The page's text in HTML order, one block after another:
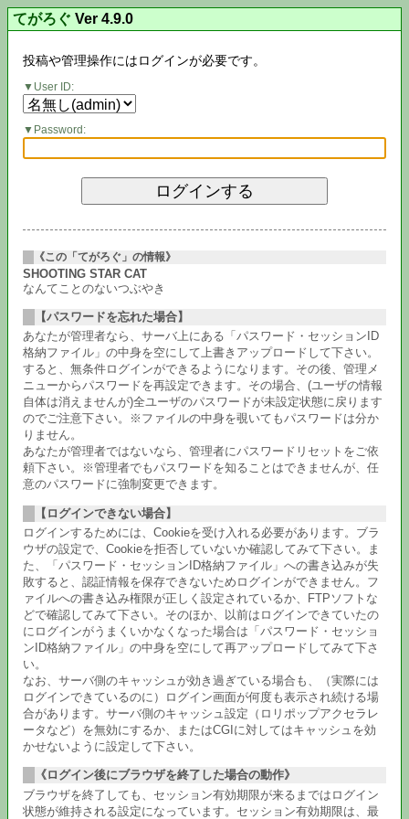
てがろぐ Ver 4.9.0
投稿や管理操作にはログインが必要です。
User ID:
Password:
《この「てがろぐ」の情報》
SHOOTING STAR CAT
なんてことのないつぶやき
【パスワードを忘れた場合】
あなたが管理者なら、サーバ上にある「パスワード・セッションID
格納ファイル」の中身を空にして上書きアップロードして下さい。
すると、無条件ログインができるようになります。その後、管理メ
ニューからパスワードを再設定できます。その場合、(ユーザの情報
自体は消えませんが)全ユーザのパスワードが未設定状態に戻ります
のでご注意下さい。※ファイルの中身を覗いてもパスワードは分か
りません。
あなたが管理者ではないなら、管理者にパスワードリセットをご依
頼下さい。※管理者でもパスワードを知ることはできませんが、任
意のパスワードに強制変更できます。
【ログインできない場合】
ログインするためには、Cookieを受け入れる必要があります。ブラ
ウザの設定で、Cookieを拒否していないか確認してみて下さい。ま
た、「パスワード・セッションID格納ファイル」への書き込みが失
敗すると、認証情報を保存できないためログインができません。フ
ァイルへの書き込み権限が正しく設定されているか、FTPソフトな
どで確認してみて下さい。そのほか、以前はログインできていたの
にログインがうまくいかなくなった場合は「パスワード・セッショ
ンID格納ファイル」の中身を空にして再アップロードしてみて下さ
い。
なお、サーバ側のキャッシュが効き過ぎている場合も、（実際には
ログインできているのに）ログイン画面が何度も表示され続ける場
合があります。サーバ側のキャッシュ設定（ロリポップアクセラレ
ータなど）を無効にするか、またはCGIに対してはキャッシュを効
かせないように設定して下さい。
《ログイン後にブラウザを終了した場合の動作》
ブラウザを終了しても、セッション有効期限が来るまではログイン
状態が維持される設定になっています。セッション有効期限は、最